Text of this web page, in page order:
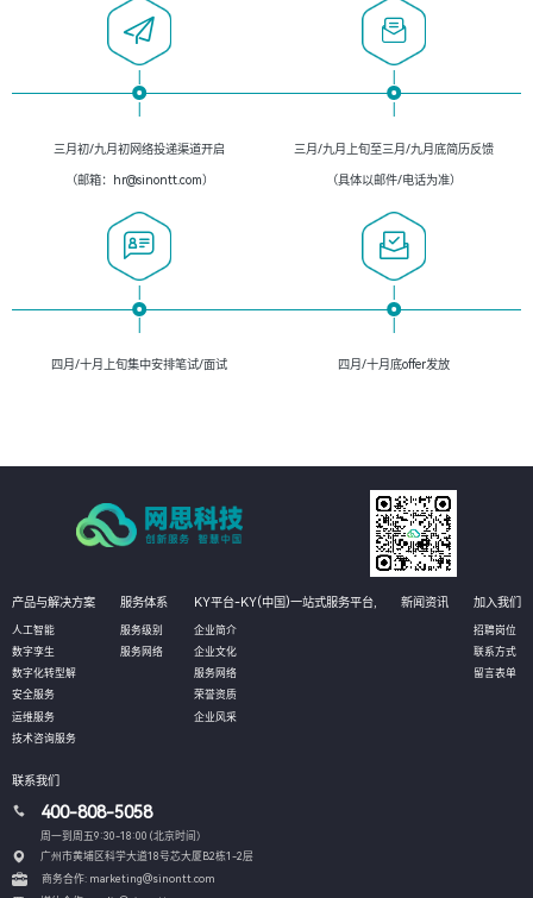
三月初/九月初网络投递渠道开启
（邮箱：hr@sinontt.com）
三月/九月上旬至三月/九月底简历反馈
（具体以邮件/电话为准）
四月/十月上旬集中安排笔试/面试 四月/十月底offer发放
产品与解决方案
人工智能
数字孪生
数字化转型解
安全服务
运维服务
技术咨询服务
服务体系
服务级别
服务网络
KY平台-KY(中国)一站式服务平台,
企业简介
企业文化
服务网络
荣誉资质
企业风采
新闻资讯 加入我们
招聘岗位
联系方式
留言表单
联系我们
400-808-5058
周一到周五9:30-18:00 (北京时间）
广州市黄埔区科学大道18号芯大厦B2栋1-2层
商务合作: marketing@sinontt.com